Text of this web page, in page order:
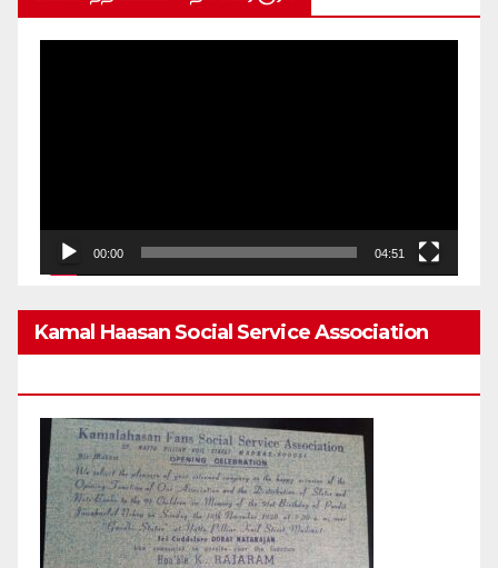
00:00 04:51
Kamal Haasan Social Service Association